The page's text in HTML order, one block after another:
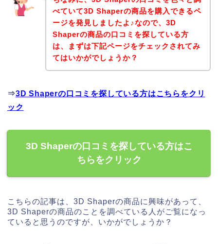
べていて3D Shaperの商品を購入できるペ
ージを発見しましたよ♪なので、3D
Shaperの商品の口コミを探している方
は、まずは下記ページをチェックされてみ
てはいかがでしょうか？
⇒3D Shaperの口コミを探している方はこちらをクリ
ック
3D Shaperの口コミを探している方はこ
ちらをクリック
こちらの記事は、3D Shaperの商品に興味があって、
3D Shaperの商品のことを調べている人がご覧になっ
ていると思うのですが、いかがでしょうか？